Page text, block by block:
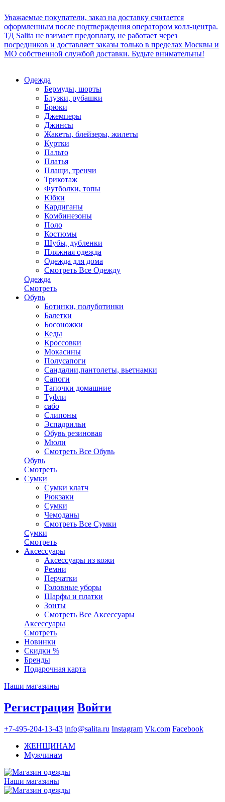
Уважаемые покупатели, заказ на доставку считается
оформленным после подтверждения оператором колл-центра.
ТД Salita не взимает предоплату, не работает через
посредников и доставляет заказы только в пределах Москвы и
МО собственной службой доставки. Будьте внимательны!
Одежда
Бермуды, шорты
Блузки, рубашки
Брюки
Джемперы
Джинсы
Жакеты, блейзеры, жилеты
Куртки
Пальто
Платья
Плащи, тренчи
Трикотаж
Футболки, топы
Юбки
Кардиганы
Комбинезоны
Поло
Костюмы
Шубы, дубленки
Пляжная одежда
Одежда для дома
Смотреть Все Одежду
Одежда
Смотреть
Обувь
Ботинки, полуботинки
Балетки
Босоножки
Кеды
Кроссовки
Мокасины
Полусапоги
Сандалии,пантолеты, вьетнамки
Сапоги
Тапочки домашние
Туфли
сабо
Слипоны
Эспадрильи
Обувь резиновая
Мюли
Смотреть Все Обувь
Обувь
Смотреть
Сумки
Сумки клатч
Рюкзаки
Сумки
Чемоданы
Смотреть Все Сумки
Сумки
Смотреть
Аксессуары
Аксессуары из кожи
Ремни
Перчатки
Головные уборы
Шарфы и платки
Зонты
Смотреть Все Аксессуары
Аксессуары
Смотреть
Новинки
Скидки %
Бренды
Подарочная карта
Наши магазины
Регистрация Войти
+7-495-204-13-43 info@salita.ru Instagram Vk.com Facebook
ЖЕНЩИНАМ
Мужчинам
Наши магазины